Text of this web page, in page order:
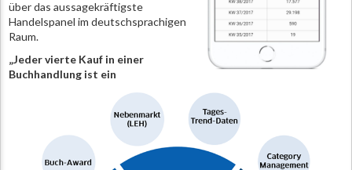
über das aussagekräftigste
Handelspanel im deutschsprachigen
Raum.
„Jeder vierte Kauf in einer
Buchhandlung ist ein